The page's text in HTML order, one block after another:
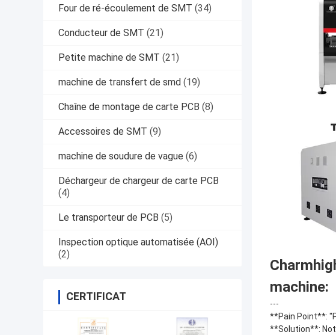
Four de ré-écoulement de SMT (34)
Conducteur de SMT (21)
Petite machine de SMT (21)
machine de transfert de smd (19)
Chaîne de montage de carte PCB (8)
Accessoires de SMT (9)
machine de soudure de vague (6)
Déchargeur de chargeur de carte PCB
(4)
Le transporteur de PCB (5)
Inspection optique automatisée (AOI)
(2)
CERTIFICAT
machine:
---
**Pain Point**:
**Solution**: